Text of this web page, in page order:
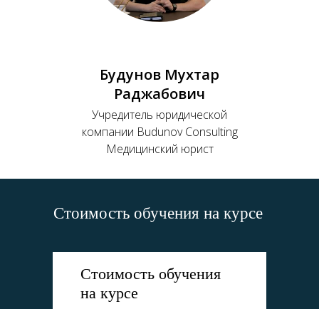
Будунов Мухтар
Раджабович
Учредитель юридической
компании Budunov Consulting
Медицинский юрист
Стоимость обучения на курсе
Стоимость обучения
на курсе